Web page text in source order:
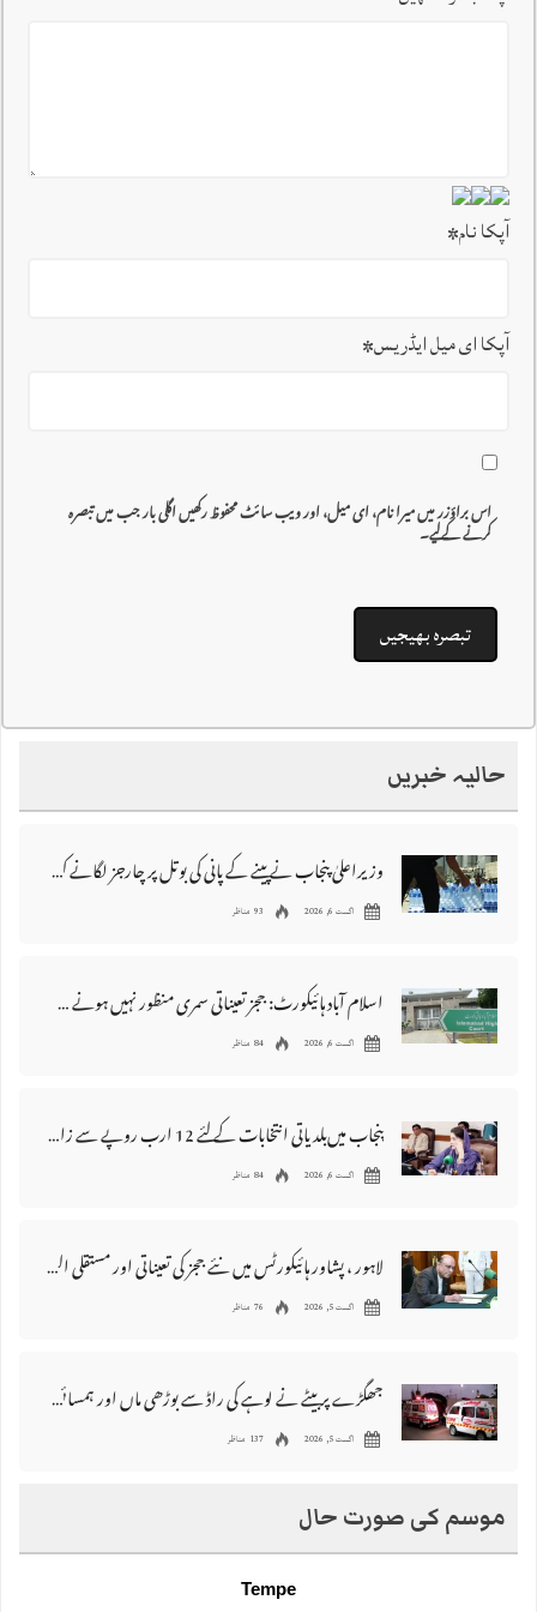
آپکا نام*
آپکا ای میل ایڈریس*
اس براؤزر میں میرا نام، ای میل، اور ویب سائٹ محفوظ رکھیں اگلی بار جب میں تبصرہ
کرنے کےلیے۔
حالیہ خبریں
وزیراعلیٰ پنجاب نے پینے کے پانی کی بوتل پر چارجز لگانے کی تجویز مستر دکر دی
اگست 6, 2026 93 مناظر
اسلام آباد ہائیکورٹ: ججز تعیناتی سمری منظور نہیں‌ ہونے کے خٌلاف فیصلہ محفوظ
اگست 6, 2026 84 مناظر
پنجاب میں‌بلدیاتی انتخابات کے لئے 12 ارب روپے سے زائد مختص کرنے کی منظوری
اگست 6, 2026 84 مناظر
لاہور ، پشاور ہائیکورٹس میں نئے ججز کی تعیناتی اور مستقلی التواء کا شکار
اگست 5, 2026 76 مناظر
جھگڑے پر بیٹے نے لوہے کی راڈ سے بوڑھی ماں اور ہمسائی کو قتل کردیا
اگست 5, 2026 137 مناظر
موسم کی صورت حال
Tempe